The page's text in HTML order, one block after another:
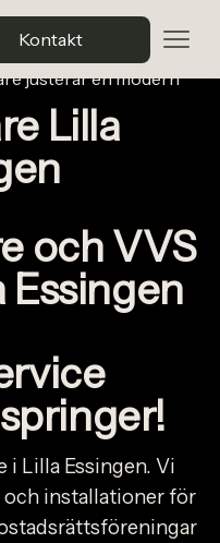
Kontakt
Lilla
och VVS
Essingen
i Lilla Essingen. Vi
och installationer för